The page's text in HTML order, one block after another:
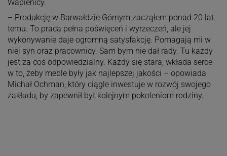
Wapienicy.
– Produkcję w Barwałdzie Górnym zacząłem ponad 20 lat
temu. To praca pełna poświęceń i wyrzeczeń, ale jej
wykonywanie daje ogromną satysfakcję. Pomagają mi w
niej syn oraz pracownicy. Sam bym nie dał rady. Tu każdy
jest za coś odpowiedzialny. Każdy się stara, wkłada serce
w to, żeby meble były jak najlepszej jakości – opowiada
Michał Ochman, który ciągle inwestuje w rozwój swojego
zakładu, by zapewnił byt kolejnym pokoleniom rodziny.